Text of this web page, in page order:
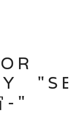
-"